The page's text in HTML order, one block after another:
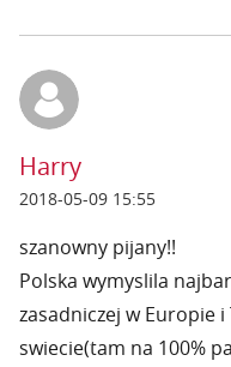
Harry
2018-05-09 15:55
szanowny pijany!!
Polska wymyslila
zasadniczej w Europie i
swiecie(tam na 100%